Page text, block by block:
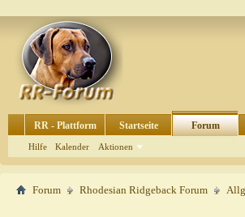
RR - Plattform Startseite Forum
Hilfe Kalender Aktionen
Forum Rhodesian Ridgeback Forum